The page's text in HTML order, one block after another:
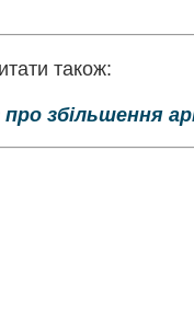
також:
збільшення